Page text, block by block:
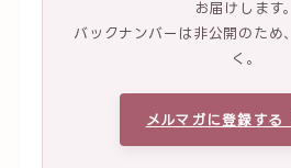
お届けします。
バックナンバーは非公開のため
く。
メルマガに登録する